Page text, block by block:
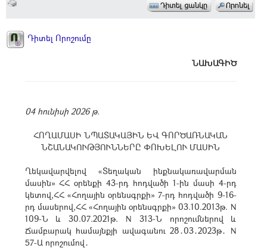
Դիտել Որոշումը
ՆԱԽԱԳԻԾ
04 հունիսի 2026 թ.
ՀՈՂԱՄԱՍԻ ՆՊԱՏԱԿԱՅԻՆ ԵՎ ԳՈՐԾԱՌՆԱԿԱՆ
ՆՇԱՆԱԿՈՒԹՅՈՒՆՆԵՐԸ ՓՈԽԵԼՈՒ ՄԱՍԻՆ
Ղեկավարվելով «Տեղական ինքնակառավարման
մասին» ՀՀ օրենքի 43-րդ հոդվածի 1-ին մասի 4-րդ
կետով,ՀՀ «Հողային օրենսգրքի» 7-րդ հոդվածի 9-16-
րդ մասերով,ՀՀ «Հողային օրենսգրքի» 03.10.2013թ. N
109-Ն և 30.07.2021թ. N 313-Ն որոշումներով և
Ճամբարակ համայնքյի ավագանու 28․03․2023թ․ N
57-Ա որոշումով․